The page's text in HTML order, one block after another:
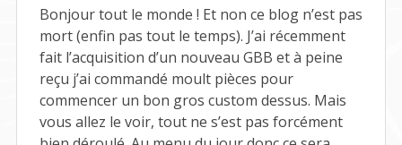
ET
ACRO
P-
Bonjour tout le monde ! Et non ce blog n’est pas
mort (enfin pas tout le temps). J’ai récemment
fait l’acquisition d’un nouveau GBB et à peine
reçu j’ai commandé moult pièces pour
commencer un bon gros custom dessus. Mais
vous allez le voir, tout ne s’est pas forcément